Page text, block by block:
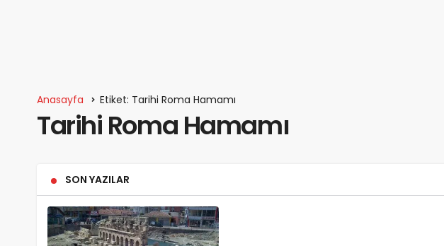
Anasayfa Etiket: Tarihi Roma Hamamı
Tarihi Roma Hamamı
SON YAZILAR